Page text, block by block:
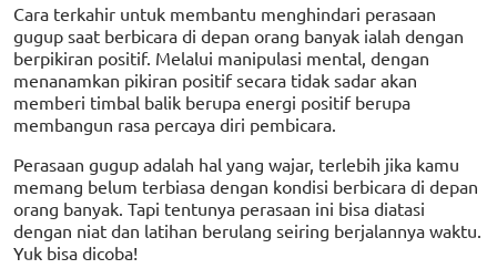
Cara terkahir untuk membantu menghindari perasaan
gugup saat berbicara di depan orang banyak ialah dengan
berpikiran positif. Melalui manipulasi mental, dengan
menanamkan pikiran positif secara tidak sadar akan
memberi timbal balik berupa energi positif berupa
membangun rasa percaya diri pembicara.
Perasaan gugup adalah hal yang wajar, terlebih jika kamu
memang belum terbiasa dengan kondisi berbicara di depan
orang banyak. Tapi tentunya perasaan ini bisa diatasi
dengan niat dan latihan berulang seiring berjalannya waktu.
Yuk bisa dicoba!